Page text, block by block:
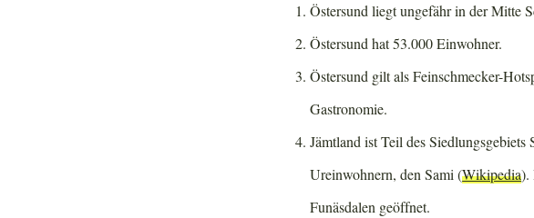
Östersund liegt ungefähr in der Mitte
Östersund hat 53.000 Einwohner.
Östersund gilt als Feinschmecker-
Gastronomie.
Jämtland ist Teil des
Ureinwohnern, den Sami (Wikipedia).
Funäsdalen geöffnet.